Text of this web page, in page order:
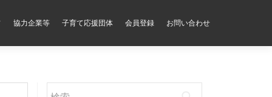
協力企業等 子育て応援団体 会員登録 お問い合わせ